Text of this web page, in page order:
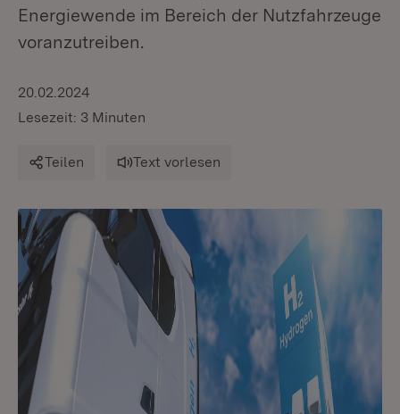
Energiewende im Bereich der Nutzfahrzeuge
voranzutreiben.
20.02.2024
Lesezeit: 3 Minuten
Teilen Text vorlesen